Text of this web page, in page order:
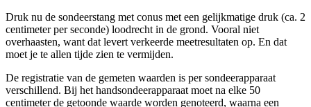
Druk nu de sondeerstang met conus met een gelijkmatige druk (ca. 2
centimeter per seconde) loodrecht in de grond. Vooral niet
overhaasten, want dat levert verkeerde meetresultaten op. En dat
moet je te allen tijde zien te vermijden.
De registratie van de gemeten waarden is per sondeerapparaat
verschillend. Bij het handsondeerapparaat moet na elke 50
centimeter de getoonde waarde worden genoteerd, waarna een